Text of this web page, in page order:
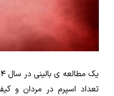
تعداد اسپرم در مردان و